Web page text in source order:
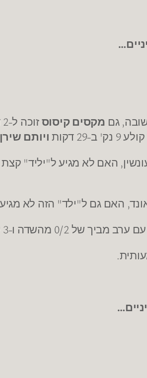
מקסים קיסוסזוכה ל-2 דקות. בראשל"צ
קולע 9 נק' ב-29 דקות ויותם שירן
עבירות והכול ב-5 דקות !